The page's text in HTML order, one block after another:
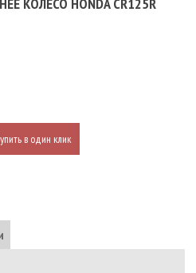
в один клик